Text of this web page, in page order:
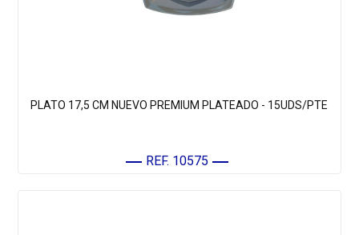
PLATO 17,5 CM NUEVO PREMIUM PLATEADO - 15UDS/PTE
REF. 10575